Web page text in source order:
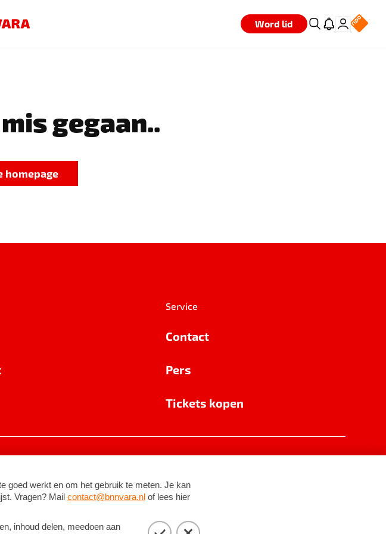
Word lid
gegaan..
homepage
Service
Contact
Pers
Tickets kopen